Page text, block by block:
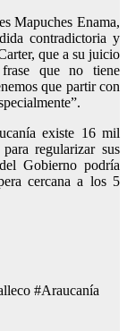
Mapuches Enama,
contradictoria y
que a su juicio
frase que no tiene
que partir con
existe 16 mil
regularizar sus
Gobierno podría
cercana a los 5
#Araucanía